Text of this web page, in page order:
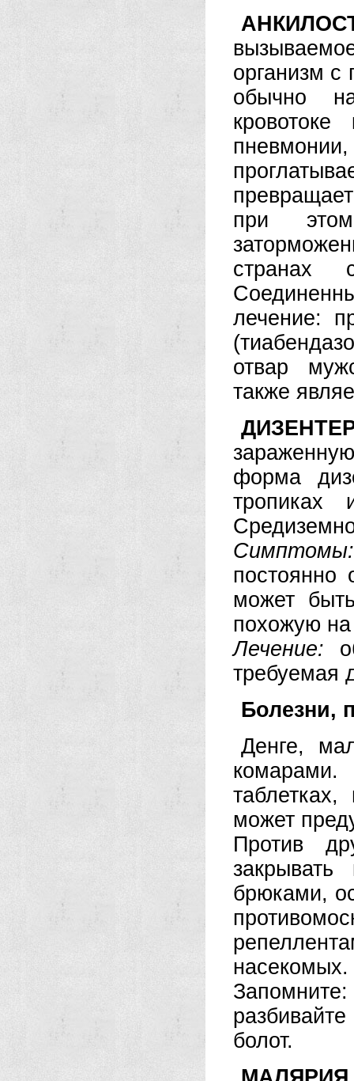
организм с
обычно
при
странах
лечение:
отвар
также
форма
тропиках
Симптомы:
постоянно
может
похожую
Лечение:
требуемая
Болезни,
Денге,
может
Против
брюками,
насекомых.
болот.